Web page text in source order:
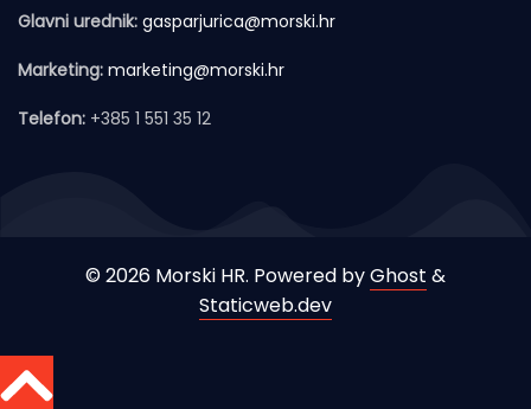
Glavni urednik: gasparjurica@morski.hr
Marketing: marketing@morski.hr
Telefon: +385 1 551 35 12
© 2026 Morski HR. Powered byGhost &
Staticweb.dev